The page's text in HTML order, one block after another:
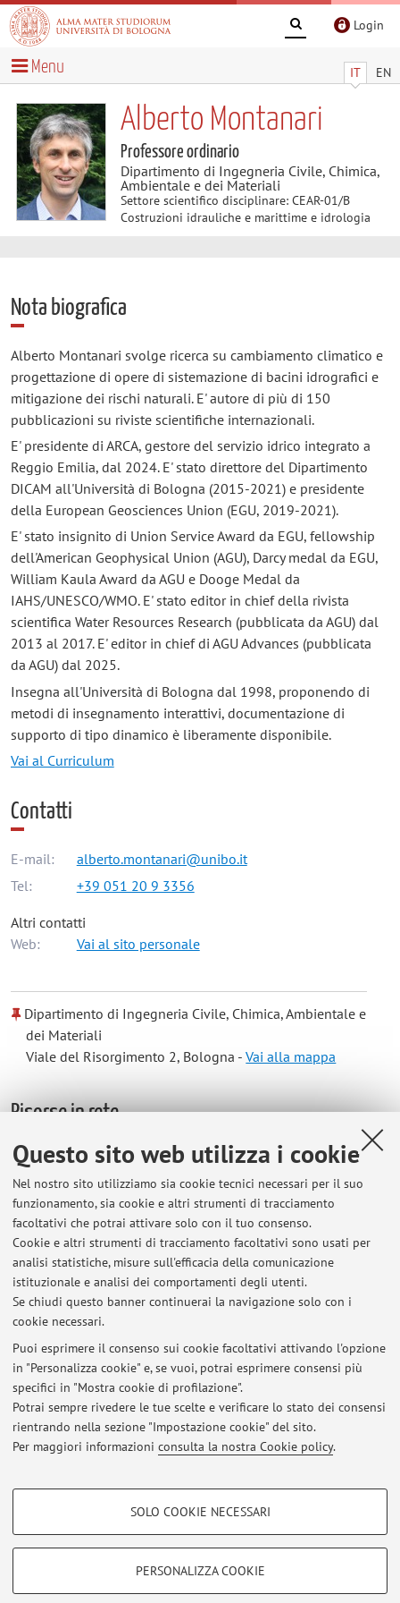
Questo sito web utilizza i cookie
Nel nostro sito utilizziamo sia cookie tecnici necessari per il suo
funzionamento, sia cookie e altri strumenti di tracciamento
facoltativi che potrai attivare solo con il tuo consenso.
Cookie e altri strumenti di tracciamento facoltativi sono usati per
analisi statistiche, misure sull'efficacia della comunicazione
istituzionale e analisi dei comportamenti degli utenti.
Se chiudi questo banner continuerai la navigazione solo con i
cookie necessari.
Puoi esprimere il consenso sui cookie facoltativi attivando l'opzione
in "Personalizza cookie" e, se vuoi, potrai esprimere consensi più
specifici in "Mostra cookie di profilazione".
Potrai sempre rivedere le tue scelte e verificare lo stato dei consensi
rientrando nella sezione "Impostazione cookie" del sito.
Per maggiori informazioni consulta la nostra Cookie policy.
COOKIE DI PROFILAZIONE - FACOLTATIVI
SOLO COOKIE NECESSARI
PERSONALIZZA COOKIE
Login
IT EN
Menu
Alberto Montanari
Professore ordinario
Dipartimento di Ingegneria Civile, Chimica,
Ambientale e dei Materiali
Settore scientifico disciplinare: CEAR-01/B
Costruzioni idrauliche e marittime e idrologia
Nota biografica
Alberto Montanari svolge ricerca su cambiamento climatico e
progettazione di opere di sistemazione di bacini idrografici e
mitigazione dei rischi naturali. E' autore di più di 150
pubblicazioni su riviste scientifiche internazionali.
E' presidente di ARCA, gestore del servizio idrico integrato a
Reggio Emilia, dal 2024. E' stato direttore del Dipartimento
DICAM all'Università di Bologna (2015-2021) e presidente
della European Geosciences Union (EGU, 2019-2021).
E' stato insignito di Union Service Award da EGU, fellowship
dell'American Geophysical Union (AGU), Darcy medal da EGU,
William Kaula Award da AGU e Dooge Medal da
IAHS/UNESCO/WMO. E' stato editor in chief della rivista
scientifica Water Resources Research (pubblicata da AGU) dal
2013 al 2017. E' editor in chief di AGU Advances (pubblicata
da AGU) dal 2025.
Insegna all'Università di Bologna dal 1998, proponendo di
metodi di insegnamento interattivi, documentazione di
supporto di tipo dinamico è liberamente disponibile.
Vai al Curriculum
Contatti
E-mail:
alberto.montanari@unibo.it
Tel:
+39 051 20 9 3356
Altri contatti
Web:
Vai al sito personale
Dipartimento di Ingegneria Civile, Chimica, Ambientale e
dei Materiali
Viale del Risorgimento 2, Bologna -Vai alla mappa
Risorse in rete
ORCID
Orario di ricevimento
Alberto Montanari riceve previo appuntamento da richiedersi
via e-mail.
Ultimi avvisi
Orario di ricevimento
Pubblicato il: 12 aprile 2010
Area riservata
Accedi tramiteloginper gestire tutti i contenuti del sito.